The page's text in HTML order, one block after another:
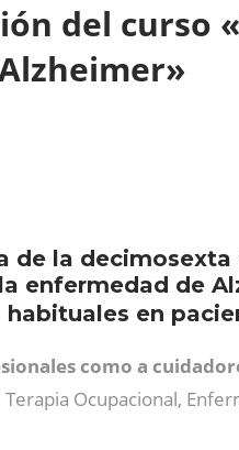
del
de la
enfermedad de
en
como a
Ocupacional,